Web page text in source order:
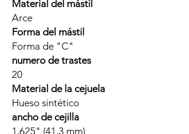
Material del mástil
Arce
Forma del mástil
Forma de "C"
numero de trastes
20
Material de la cejuela
Hueso sintético
ancho de cejilla
1,625" (41,3 mm)